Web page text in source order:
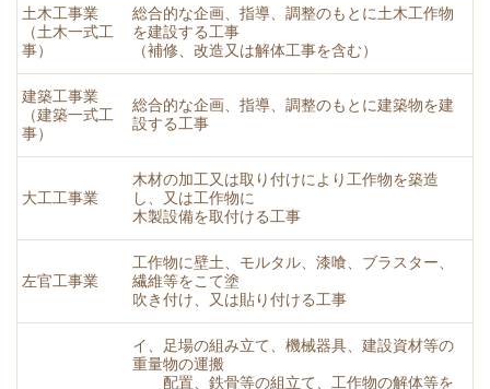
土木工事業
（土木一式工
事）
総合的な企画、指導、調整のもとに土木工作物
を建設する工事
（補修、改造又は解体工事を含む）
建築工事業
（建築一式工
事）
総合的な企画、指導、調整のもとに建築物を建
設する工事
大工工事業
木材の加工又は取り付けにより工作物を築造
し、又は工作物に
木製設備を取付ける工事
左官工事業
工作物に壁土、モルタル、漆喰、ブラスター、
繊維等をこて塗
吹き付け、又は貼り付ける工事
イ、足場の組み立て、機械器具、建設資材等の
重量物の運搬
配置、鉄骨等の組立て、工作物の解体等を